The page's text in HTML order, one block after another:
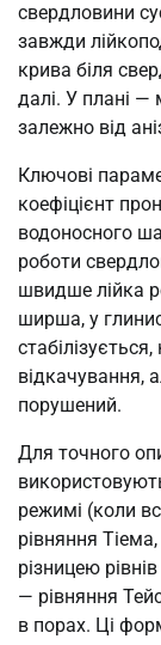
свердловини
завжди
крива біля
далі. У плані —
залежно від
Ключові
коефіцієнт
водоносного
роботи
швидше лійка
ширша, у
відкачування,
порушений.
Для точного
режимі (коли
рівняння
різницею
— рівняння
в порах. Ці